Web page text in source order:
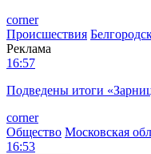
corner
Происшествия
Реклама
16:57
Подведены итоги
corner
Общество Московская
16:53